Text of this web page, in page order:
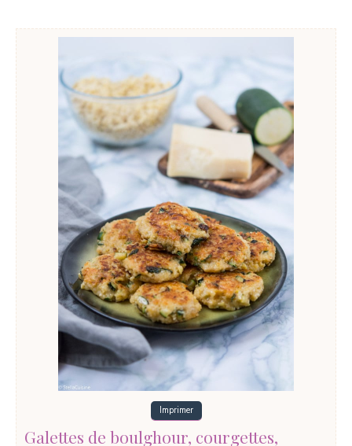
Imprimer
Galettes de boulghour, courgettes,